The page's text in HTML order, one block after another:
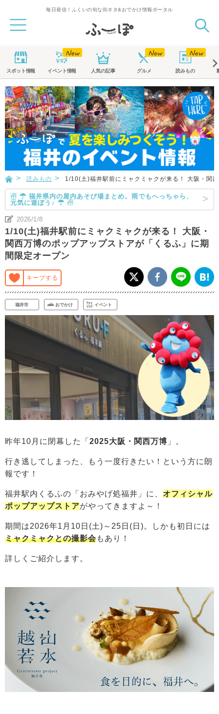
毎日発信！ふくいの旬な街ネタ&おでかけ情報ポータル
スポット情報 イベント情報 人気の記事 グルメ 読みもの
読みもの 1/10(土)福井駅前にミャクミャクが来る！ 大阪・関
☃ ☂ 福井県内の屋内あそび場まとめ。雨でもへっちゃら、
元気に遊ぼう♪ ☂ ☃
2026/1/8
1/10(土)福井駅前にミャクミャクが来る！ 大阪・
関西万博のポップアップストアが「くるふ」に期
間限定オープン
キープする
福井市 おでかけ イベント
昨年10月に閉幕した「 2025大阪・関西万博 」。
行き逃してしまった、もう一度行きたい！という方に朗
報です！
福井駅内くるふの「おみやげ処福井」に、 オフィシャル
ポップアップストアがやってきますよ～！
期間は2026年1月10日(土)～25日(日)。しかも初日には
ミャクミャクとの撮影会もあり！
詳しくご紹介します。